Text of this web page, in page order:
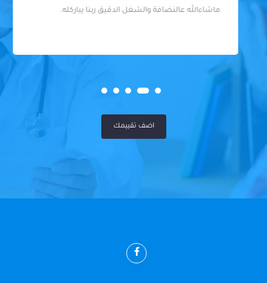
ماشاءالله عالنضافة والشغل الدقيق ربنا يباركله.
اضف تقييمك